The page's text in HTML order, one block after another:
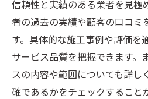
信頼性と実績のある業者を見極
者の過去の実績や顧客の口コミ
す。具体的な施工事例や評価を
サービス品質を把握できます。
スの内容や範囲についても詳し
確であるかをチェックすること